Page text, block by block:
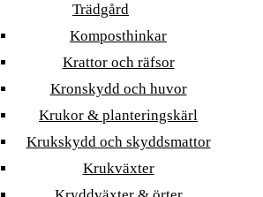
Trädgård
Komposthinkar
Krattor och räfsor
Kronskydd och huvor
Krukor & planteringskärl
Krukskydd och skyddsmattor
Krukväxter